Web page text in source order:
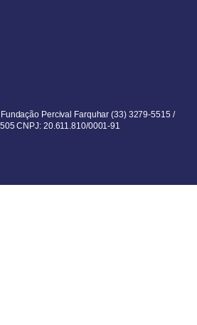
Percival Farquhar (33) 3279-5515 /
CNPJ: 20.611.810/0001-91